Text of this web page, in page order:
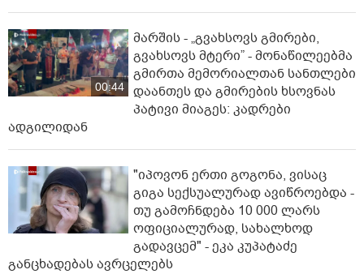
00:44
მარშის - „გვახსოვს გმირები,
გვახსოვს მტერი” - მონაწილეებმა
გმირთა მემორიალთან სანთლები
დაანთეს და გმირების ხსოვნას
პატივი მიაგეს: კადრები
ადგილიდან
"იპოვონ ერთი გოგონა, ვისაც
გიგა სექსუალურად ავიწროებდა -
თუ გამოჩნდება 10 000 ლარს
ოფიციალურად, სახალხოდ
გადავცემ" - ეკა კუპატაძე
განცხადებას ავრცელებს